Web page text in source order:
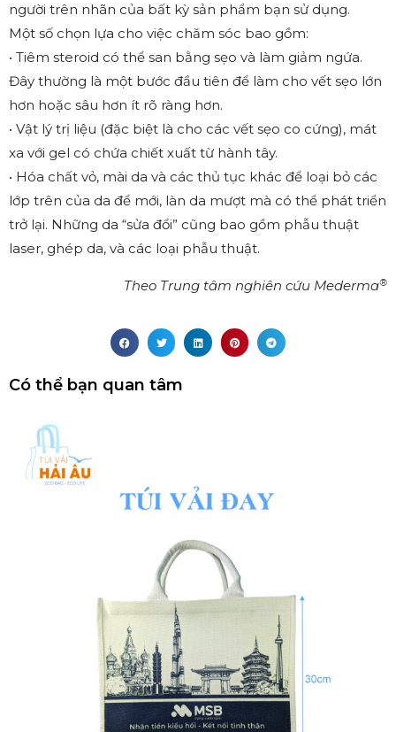
người trên nhãn của bất kỳ sản phẩm bạn sử dụng.
Một số chọn lựa cho việc chăm sóc bao gồm:
• Tiêm steroid có thể san bằng sẹo và làm giảm ngứa.
Đây thường là một bước đầu tiên để làm cho vết sẹo lớn
hơn hoặc sâu hơn ít rõ ràng hơn.
• Vật lý trị liệu (đặc biệt là cho các vết sẹo co cứng), mát
xa với gel có chứa chiết xuất từ hành tây.
• Hóa chất vỏ, mài da và các thủ tục khác để loại bỏ các
lớp trên của da để mới, làn da mượt mà có thể phát triển
trở lại. Những da “sửa đổi” cũng bao gồm phẫu thuật
laser, ghép da, và các loại phẫu thuật.
Theo Trung tâm nghiên cứu Mederma®
Có thể bạn quan tâm